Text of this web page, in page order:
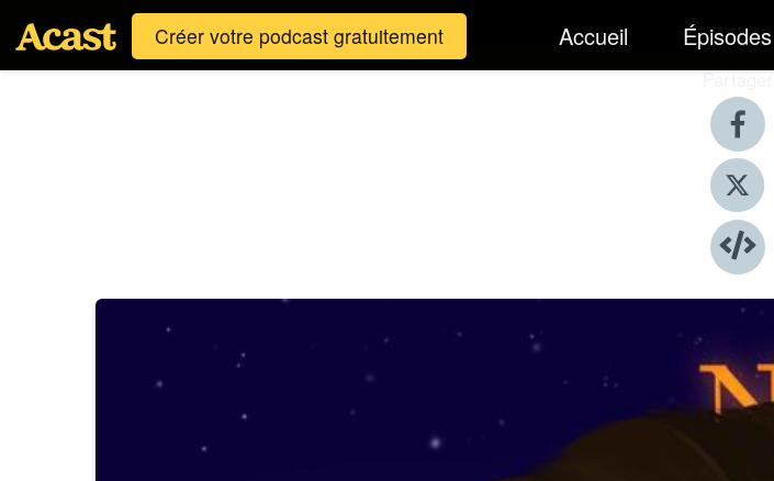
Créer votre podcast gratuitement Accueil Épisodes
Partager